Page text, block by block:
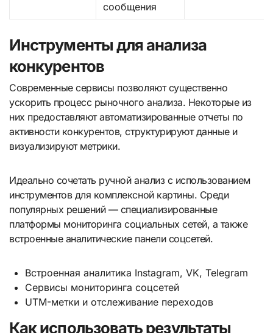
сообщения
Инструменты для анализа
конкурентов
Современные сервисы позволяют существенно
ускорить процесс рыночного анализа. Некоторые из
них предоставляют автоматизированные отчеты по
активности конкурентов, структурируют данные и
визуализируют метрики.
Идеально сочетать ручной анализ с использованием
инструментов для комплексной картины. Среди
популярных решений — специализированные
платформы мониторинга социальных сетей, а также
встроенные аналитические панели соцсетей.
Встроенная аналитика Instagram, VK, Telegram
Сервисы мониторинга соцсетей
UTM-метки и отслеживание переходов
Как использовать результаты